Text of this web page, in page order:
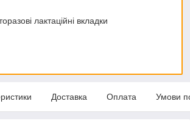
лактаційні вкладки
Доставка Оплата Умови